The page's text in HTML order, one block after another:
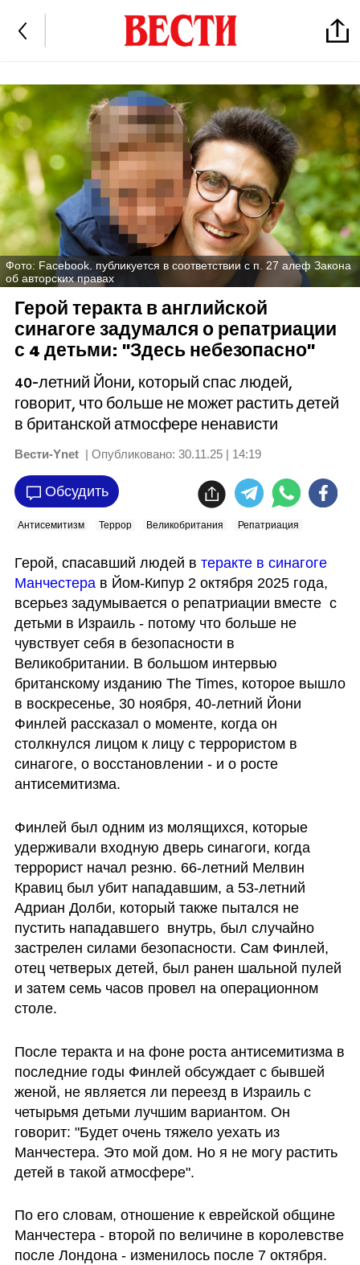
Фото: Facebook. публикуется в соответствии с п. 27 алеф Закона
об авторских правах
Герой теракта в английской
синагоге задумался о репатриации
с 4 детьми: "Здесь небезопасно"
40-летний Йони, который спас людей,
говорит, что больше не может растить детей
в британской атмосфере ненависти
Вести-Ynet | Опубликовано: 30.11.25 | 14:19
Обсудить
Антисемитизм Террор Великобритания Репатриация
Герой, спасавший людей в теракте в синагоге
Манчестера в Йом-Кипур 2 октября 2025 года,
всерьез задумывается о репатриации вместе  с
детьми в Израиль - потому что больше не
чувствует себя в безопасности в
Великобритании. В большом интервью
британскому изданию The Times, которое вышло
в воскресенье, 30 ноября, 40-летний Йони
Финлей рассказал о моменте, когда он
столкнулся лицом к лицу с террористом в
синагоге, о восстановлении - и о росте
антисемитизма.
Финлей был одним из молящихся, которые
удерживали входную дверь синагоги, когда
террорист начал резню. 66-летний Мелвин
Кравиц был убит нападавшим, а 53-летний
Адриан Долби, который также пытался не
пустить нападавшего  внутрь, был случайно
застрелен силами безопасности. Сам Финлей,
отец четверых детей, был ранен шальной пулей
и затем семь часов провел на операционном
столе.
После теракта и на фоне роста антисемитизма в
последние годы Финлей обсуждает с бывшей
женой, не является ли переезд в Израиль с
четырьмя детьми лучшим вариантом. Он
говорит: "Будет очень тяжело уехать из
Манчестера. Это мой дом. Но я не могу растить
детей в такой атмосфере".
По его словам, отношение к еврейской общине
Манчестера - второй по величине в королевстве
после Лондона - изменилось после 7 октября.